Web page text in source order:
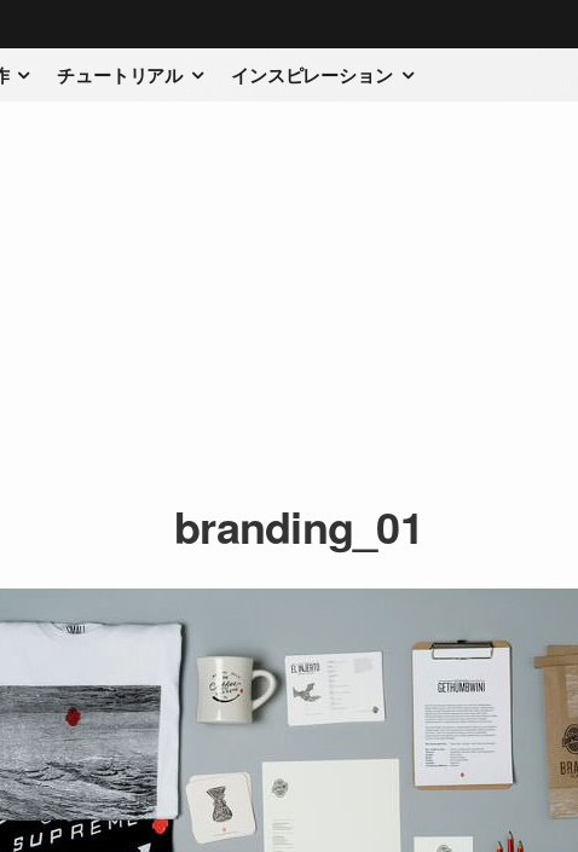
チュートリアル インスピレーション
branding_01